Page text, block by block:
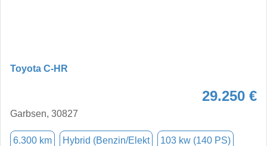
Toyota C-HR
29.250 €
Garbsen, 30827
6.300 km Hybrid (Benzin/Elekt 103 kw (140 PS)